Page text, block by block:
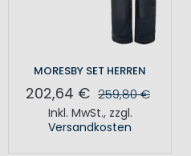
MORESBY SET HERREN
202,64 € 259,80 €
Inkl. MwSt., zzgl.
Versandkosten